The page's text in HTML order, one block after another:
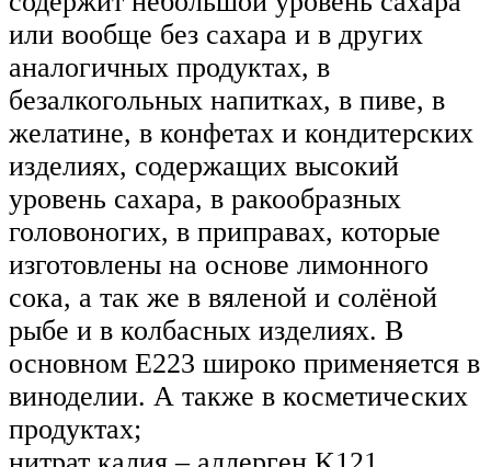
или вообще без сахара и в других
аналогичных продуктах, в
безалкогольных напитках, в пиве, в
желатине, в конфетах и кондитерских
изделиях, содержащих высокий
уровень сахара, в ракообразных
головоногих, в приправах, которые
изготовлены на основе лимонного
сока, а так же в вяленой и солёной
рыбе и в колбасных изделиях. В
основном E223 широко применяется в
виноделии. А также в косметических
продуктах;